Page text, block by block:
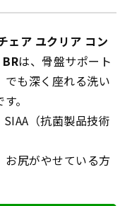
ェア ユクリア コン
は、骨盤サポート
も深く座れる洗い
。
（抗菌製品技術
尻がやせている方